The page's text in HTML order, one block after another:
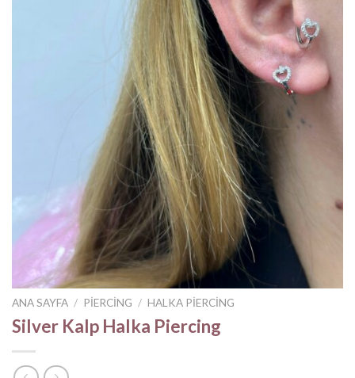
ANA SAYFA / PIERCING / HALKA PIERCING
Silver Kalp Halka Piercing